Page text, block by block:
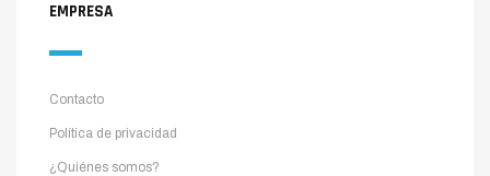
EMPRESA
Contacto
Política de privacidad
¿Quiénes somos?